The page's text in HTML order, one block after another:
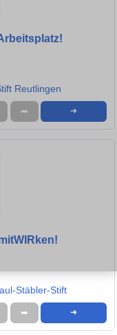
Reutlingen
➦ ➜
Stäbler-Stift
➦ ➜